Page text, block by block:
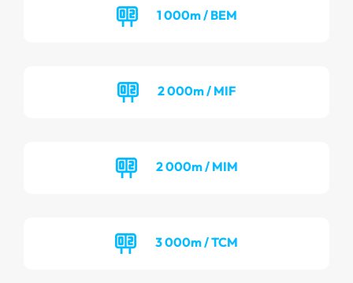
1 000m / BEM
2 000m / MIF
2 000m / MIM
3 000m / TCM